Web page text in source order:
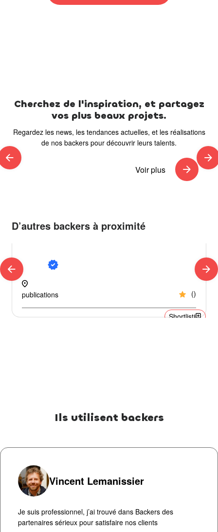
Cherchez de l'inspiration, et partagez
vos plus beaux projets.
Regardez les news, les tendances actuelles, et les réalisations
de nos backers pour découvrir leurs talents.
arrow_back arrow_forward
Voir plus arrow_forward
D’autres backers à proximitéUrgences / pannes
verified
location_on
publications star ()
Shortlistlibrary_add
arrow_back arrow_forward
Ils utilisent backers
Vincent Lemanissier
Je suis professionnel, j’ai trouvé dans Backers des
partenaires sérieux pour satisfaire nos clients